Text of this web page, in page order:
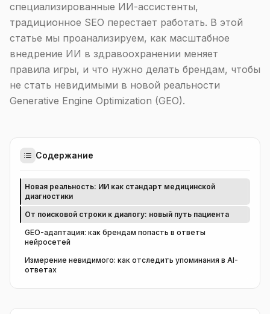
специализированные ИИ-ассистенты,
традиционное SEO перестает работать. В этой
статье мы проанализируем, как масштабное
внедрение ИИ в здравоохранении меняет
правила игры, и что нужно делать брендам, чтобы
не стать невидимыми в новой реальности
Generative Engine Optimization (GEO).
Содержание
Новая реальность: ИИ как стандарт медицинской
диагностики
От поисковой строки к диалогу: новый путь пациента
GEO-адаптация: как брендам попасть в ответы
нейросетей
Измерение невидимого: как отследить упоминания в AI-
ответах